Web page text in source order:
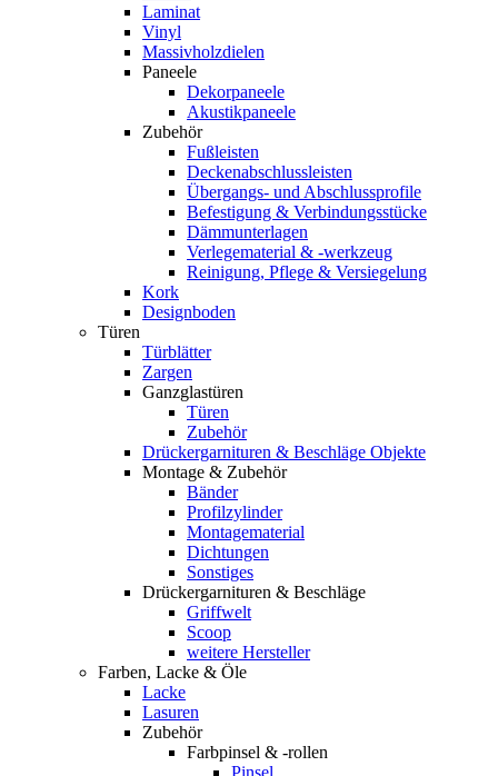
Laminat
Vinyl
Massivholzdielen
Paneele
Dekorpaneele
Akustikpaneele
Zubehör
Fußleisten
Deckenabschlussleisten
Übergangs- und Abschlussprofile
Befestigung & Verbindungsstücke
Dämmunterlagen
Verlegematerial & -werkzeug
Reinigung, Pflege & Versiegelung
Kork
Designboden
Türen
Türblätter
Zargen
Ganzglastüren
Türen
Zubehör
Drückergarnituren & Beschläge Objekte
Montage & Zubehör
Bänder
Profilzylinder
Montagematerial
Dichtungen
Sonstiges
Drückergarnituren & Beschläge
Griffwelt
Scoop
weitere Hersteller
Farben, Lacke & Öle
Lacke
Lasuren
Zubehör
Farbpinsel & -rollen